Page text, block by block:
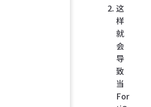
这
样
就
会
导
致
当
For